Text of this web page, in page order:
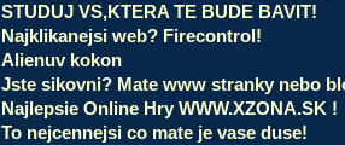
STUDUJ VS,KTERA TE BUDE BAVIT!
Najklikanejsi web? Firecontrol!
Alienuv kokon
Jste sikovni? Mate www stranky nebo
Najlepsie Online Hry WWW.XZONA.SK !
To nejcennejsi co mate je vase duse!